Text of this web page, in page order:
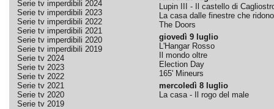
Serie tv imperdibili 2024
Serie tv imperdibili 2023
Serie tv imperdibili 2022
Serie tv imperdibili 2021
Serie tv imperdibili 2020
Serie tv imperdibili 2019
Serie tv 2024
Serie tv 2023
Serie tv 2022
Serie tv 2021
Serie tv 2020
Serie tv 2019
Lupin III - Il castello di
La casa dalle finestre che ridono
The Doors
giovedì 9 luglio
L'Hangar Rosso
Il mondo oltre
Election Day
165' Mineurs
mercoledì 8 luglio
La casa - Il rogo del male